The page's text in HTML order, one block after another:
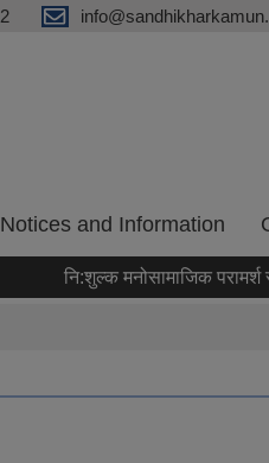
Notices and Information
नि:शुल्क मनोसामाजिक परामर्श